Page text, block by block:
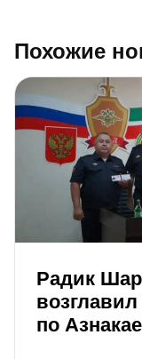
Похожие
Радик
по